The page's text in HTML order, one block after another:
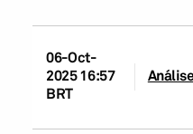
06-Oct-
2025 16:57
BRT